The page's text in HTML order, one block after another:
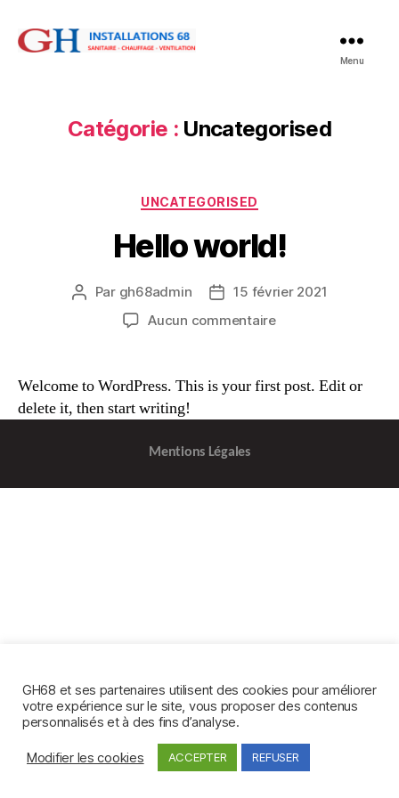
Menu
Catégorie : Uncategorised
Catégories
UNCATEGORISED
Hello world!
Auteur
Par gh68admin
Date15 février 2021
Aucun commentairesur
Welcome to WordPress. This is your first post. Edit or
delete it, then start writing!
Mentions Légales
GH68 et ses partenaires utilisent des cookies pour améliorer
votre expérience sur le site, vous proposer des contenus
personnalisés et à des fins d’analyse.
Modifier les cookies ACCEPTER REFUSER